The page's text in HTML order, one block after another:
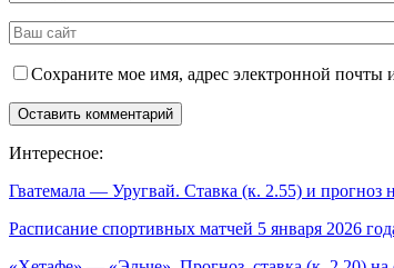
Сохраните мое имя, адрес электронной почты
Интересное:
Гватемала — Уругвай. Ставка (к. 2.55) и прогноз
Расписание спортивных матчей 5 января 2026